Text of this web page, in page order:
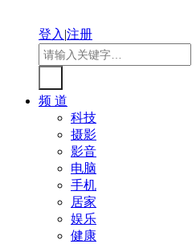
登入|注册
频 道
科技
摄影
影音
电脑
手机
居家
娱乐
健康